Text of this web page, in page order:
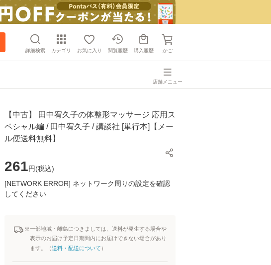
詳細検索 カテゴリ お気に入り 閲覧履歴 購入履歴 かご
店舗メニュー
【中古】 田中宥久子の体整形マッサージ 応用ス
ペシャル編 / 田中宥久子 / 講談社 [単行本]【メー
ル便送料無料】
261円(税込)
[NETWORK ERROR] ネットワーク周りの設定を確認
してください
※一部地域・離島につきましては、送料が発生する場合や
表示のお届け予定日期間内にお届けできない場合があり
ます。（送料・配送について ）